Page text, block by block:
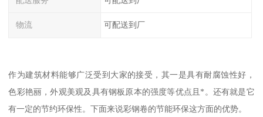
物流 可配送到厂
作为建筑材料能够广泛受到大家的接受，其一是具有耐腐蚀性好，
色彩艳丽，外观美观及具有钢板原本的强度等优点且*。还有就是它
有一定的节约环保性。下面来说彩钢卷的节能环保这方面的优势。